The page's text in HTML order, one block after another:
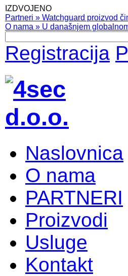
IZDVOJENO
Partneri » Watchguard proizvod
O nama » U današnjem
Registracija
Naslovnica
O nama
PARTNERI
Proizvodi
Usluge
Kontakt